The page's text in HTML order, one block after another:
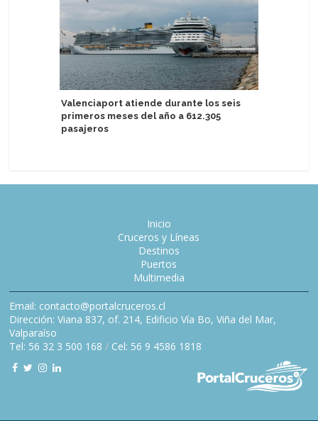
Valenciaport atiende durante los seis
primeros meses del año a 612.305
pasajeros
Inicio
Cruceros y Líneas
Destinos
Puertos
Multimedia
Email: contacto@portalcruceros.cl
Dirección: Viana 837, of. 214, Edificio Vía Bo, Viña del Mar,
Valparaíso
Tel: 56 32 3 500 168 / Cel: 56 9 4586 1818